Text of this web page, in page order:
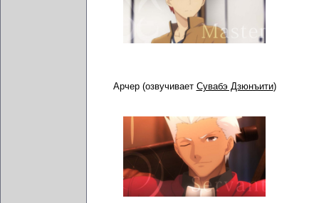
Арчер (озвучивает Сувабэ Дзюнъити)